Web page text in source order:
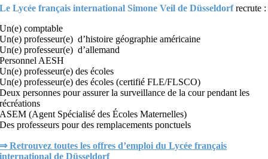
Le Lycée français international Simone Veil de Düsseldorfrecrute :
Un(e) comptable
Un(e) professeur(e) d’histoire géographie américaine
Un(e) professeur(e) d’allemand
Personnel AESH
Un(e) professeur(e) des écoles
Un(e) professeur(e) des écoles (certifié FLE/FLSCO)
Deux personnes pour assurer la surveillance de la cour pendant les
récréations
ASEM (Agent Spécialisé des Écoles Maternelles)
Des professeurs pour des remplacements ponctuels
⇒ Retrouvez toutes les offres d’emploi du Lycée français
international de Düsseldorf